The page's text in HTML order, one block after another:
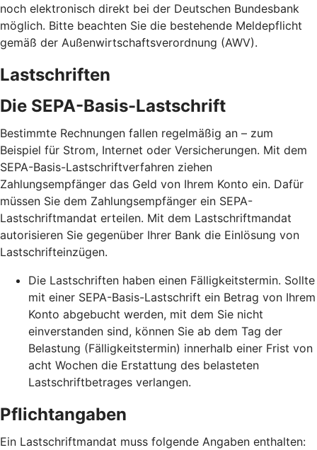
noch elektronisch direkt bei der Deutschen Bundesbank
möglich. Bitte beachten Sie die bestehende Meldepflicht
gemäß der Außenwirtschaftsverordnung (AWV).
Lastschriften
Die SEPA-Basis-Lastschrift
Bestimmte Rechnungen fallen regelmäßig an – zum
Beispiel für Strom, Internet oder Versicherungen. Mit dem
SEPA-Basis-Lastschriftverfahren ziehen
Zahlungsempfänger das Geld von Ihrem Konto ein. Dafür
müssen Sie dem Zahlungsempfänger ein SEPA-
Lastschriftmandat erteilen. Mit dem Lastschriftmandat
autorisieren Sie gegenüber Ihrer Bank die Einlösung von
Lastschrifteinzügen.
Die Lastschriften haben einen Fälligkeitstermin. Sollte
mit einer SEPA-Basis-Lastschrift ein Betrag von Ihrem
Konto abgebucht werden, mit dem Sie nicht
einverstanden sind, können Sie ab dem Tag der
Belastung (Fälligkeitstermin) innerhalb einer Frist von
acht Wochen die Erstattung des belasteten
Lastschriftbetrages verlangen.
Pflichtangaben
Ein Lastschriftmandat muss folgende Angaben enthalten: